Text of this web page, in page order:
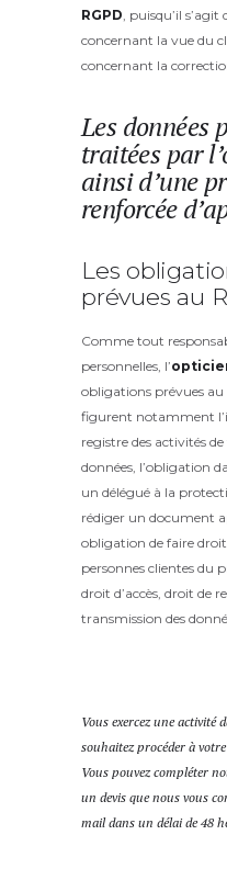
RGPD, puisqu’il s’agit
concernant la vue du
concernant la
Les données
traitées par
ainsi d’une
renforcée
Les
prévues au
Comme tout
personnelles, l’
obligations prévues au
figurent notamment
registre des activités
données, l’obligation
un délégué à la
rédiger un document
obligation de faire
personnes clientes du
droit d’accès, droit de
transmission des
Vous exercez une activité
souhaitez procéder à
Vous pouvez compléter
un devis que nous vous
mail dans un délai de 48